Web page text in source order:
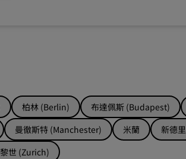
柏林 (Berlin) 布達佩斯 (Budapest)
曼徹斯特 (Manchester) 米蘭 新德
世 (Zurich)